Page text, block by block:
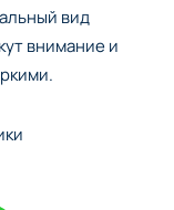
вид
внимание и